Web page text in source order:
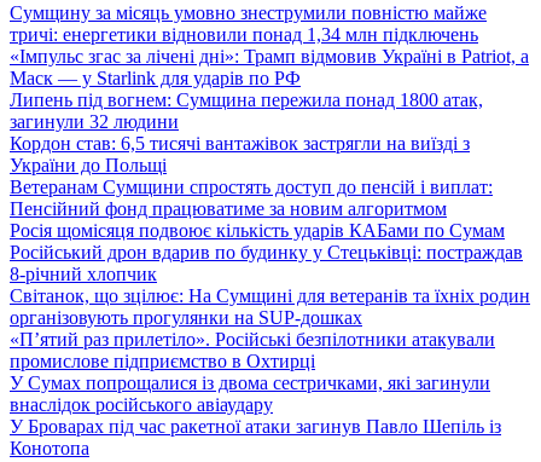
Сумщину за місяць умовно знеструмили повністю майже
тричі: енергетики відновили понад 1,34 млн підключень
«Імпульс згас за лічені дні»: Трамп відмовив Україні в Patriot, а
Маск — у Starlink для ударів по РФ
Липень під вогнем: Сумщина пережила понад 1800 атак,
загинули 32 людини
Кордон став: 6,5 тисячі вантажівок застрягли на виїзді з
України до Польщі
Ветеранам Сумщини спростять доступ до пенсій і виплат:
Пенсійний фонд працюватиме за новим алгоритмом
Росія щомісяця подвоює кількість ударів КАБами по Сумам
Російський дрон вдарив по будинку у Стецьківці: постраждав
8-річний хлопчик
Світанок, що зцілює: На Сумщині для ветеранів та їхніх родин
організовують прогулянки на SUP-дошках
«П’ятий раз прилетіло». Російські безпілотники атакували
промислове підприємство в Охтирці
У Сумах попрощалися із двома сестричками, які загинули
внаслідок російського авіаудару
У Броварах під час ракетної атаки загинув Павло Шепіль із
Конотопа